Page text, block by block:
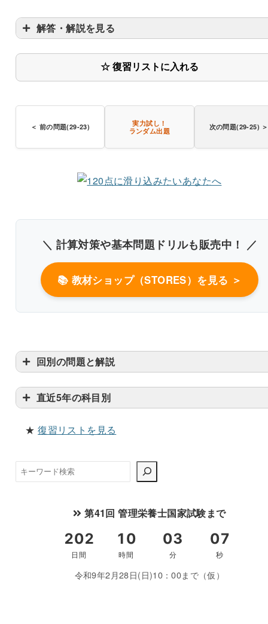
解答・解説を見る
☆ 復習リストに入れる
＜ 前の問題(29-23)
実力試し！
ランダム出題
次の問題(29-25) ＞
＼ 計算対策や基本問題ドリルも販売中！ ／
📚 教材ショップ（STORES）を見る ＞
回別の問題と解説
直近5年の科目別
★復習リストを見る
検
索
第41回 管理栄養士国家試験まで
令和9年2月28日(日)10：00まで（仮）